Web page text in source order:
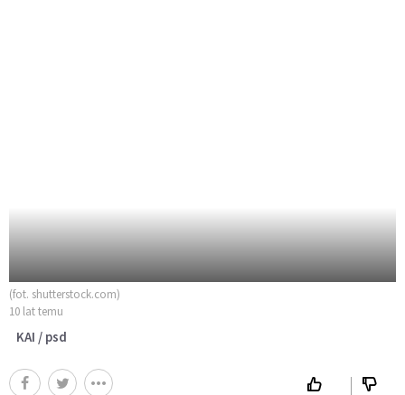
(fot. shutterstock.com)
10 lat temu
KAI / psd